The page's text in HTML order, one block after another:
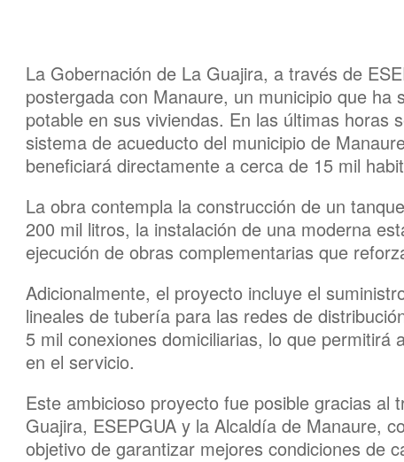
La Gobernación de La Guajira, a través de
postergada con Manaure, un municipio que
potable en sus viviendas. En las últimas horas
sistema de acueducto del municipio de
beneficiará directamente a cerca de 15 mil
La obra contempla la construcción de un
200 mil litros, la instalación de una moderna
ejecución de obras complementarias que
Adicionalmente, el proyecto incluye el
lineales de tubería para las redes de
5 mil conexiones domiciliarias, lo que
en el servicio.
Este ambicioso proyecto fue posible gracias
Guajira, ESEPGUA y la Alcaldía de Manaure,
objetivo de garantizar mejores condiciones de